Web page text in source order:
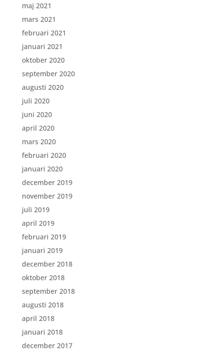
maj 2021
mars 2021
februari 2021
januari 2021
oktober 2020
september 2020
augusti 2020
juli 2020
juni 2020
april 2020
mars 2020
februari 2020
januari 2020
december 2019
november 2019
juli 2019
april 2019
februari 2019
januari 2019
december 2018
oktober 2018
september 2018
augusti 2018
april 2018
januari 2018
december 2017